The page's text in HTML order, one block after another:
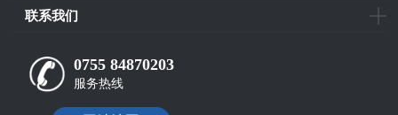
联系我们
0755 84870203
服务热线